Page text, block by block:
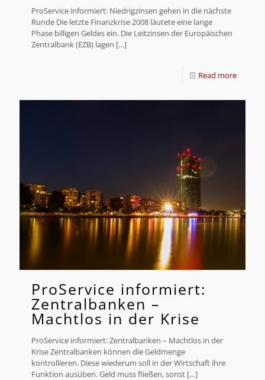
ProService informiert: Niedrigzinsen gehen in die nächste
Runde Die letzte Finanzkrise 2008 läutete eine lange
Phase billigen Geldes ein. Die Leitzinsen der Europäischen
Zentralbank (EZB) lagen […]
Read more
ProService informiert:
Zentralbanken –
Machtlos in der Krise
ProService informiert: Zentralbanken – Machtlos in der
Krise Zentralbanken können die Geldmenge
kontrollieren. Diese wiederum soll in der Wirtschaft ihre
Funktion ausüben. Geld muss fließen, sonst […]